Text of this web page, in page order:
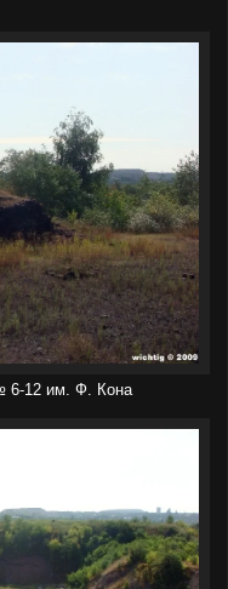
6-12 им. Ф. Кона